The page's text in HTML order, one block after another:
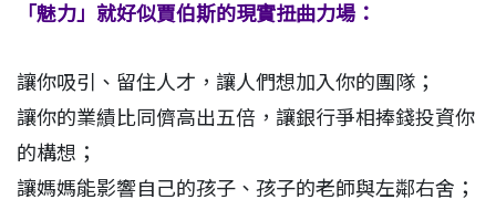
「魅力」就好似賈伯斯的現實扭曲力場：
讓你吸引、留住人才，讓人們想加入你的團隊；
讓你的業績比同儕高出五倍，讓銀行爭相捧錢投資你
的構想；
讓媽媽能影響自己的孩子、孩子的老師與左鄰右舍；